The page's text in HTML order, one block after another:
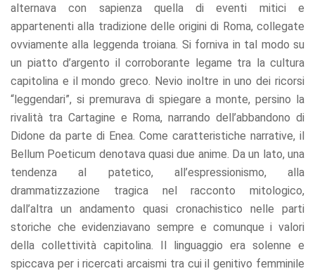
alternava con sapienza quella di eventi mitici e
appartenenti alla tradizione delle origini di Roma, collegate
ovviamente alla leggenda troiana. Si forniva in tal modo su
un piatto d’argento il corroborante legame tra la cultura
capitolina e il mondo greco. Nevio inoltre in uno dei ricorsi
“leggendari”, si premurava di spiegare a monte, persino la
rivalità tra Cartagine e Roma, narrando dell’abbandono di
Didone da parte di Enea. Come caratteristiche narrative, il
Bellum Poeticum denotava quasi due anime. Da un lato, una
tendenza al patetico, all’espressionismo, alla
drammatizzazione tragica nel racconto mitologico,
dall’altra un andamento quasi cronachistico nelle parti
storiche che evidenziavano sempre e comunque i valori
della collettività capitolina. Il linguaggio era solenne e
spiccava per i ricercati arcaismi tra cui il genitivo femminile